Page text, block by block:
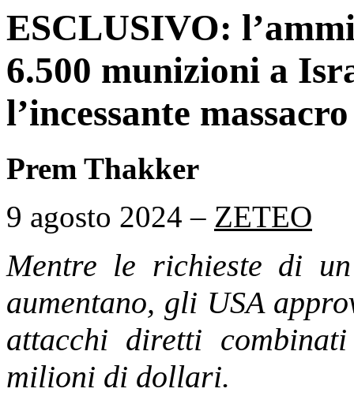
ESCLUSIVO:
6.500 munizioni a
l’incessante
Prem Thakker
9 agosto 2024 – ZETEO
Mentre le richieste di
aumentano, gli USA
attacchi diretti
milioni di dollari.